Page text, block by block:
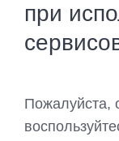
при
Пожалуйста,